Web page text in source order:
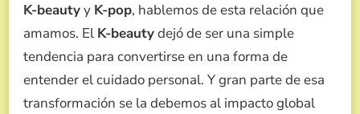
Y
POP:
CÓMO
IDOLS
TRANSFORMARON
K-beautyy K-pop, hablemos de esta relación que
amamos. El K-beautydejó de ser una simple
tendencia para convertirse en una forma de
entender el cuidado personal. Y gran parte de esa
transformación se la debemos al impacto global